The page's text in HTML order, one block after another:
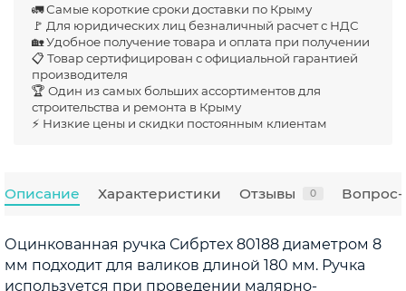
🚛 Самые короткие сроки доставки по Крыму
🚩 Для юридических лиц безналичный расчет с НДС
🏡 Удобное получение товара и оплата при получении
📋 Товар сертифицирован с официальной гарантией
производителя
🏆 Один из самых больших ассортиментов для
строительства и ремонта в Крыму
⚡ Низкие цены и скидки постоянным клиентам
Описание Характеристики Отзывы 0 Вопрос-
Оцинкованная ручка Сибртех 80188 диаметром 8
мм подходит для валиков длиной 180 мм. Ручка
используется при проведении малярно-